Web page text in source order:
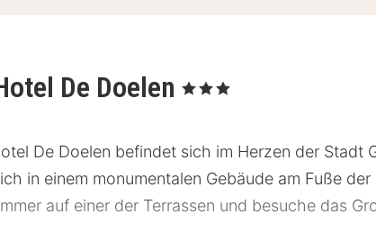
De Doelen , 3 Sterne
De Doelen befindet sich im Herzen der
in einem monumentalen Gebäude am Fuße
auf einer der Terrassen und besuche das